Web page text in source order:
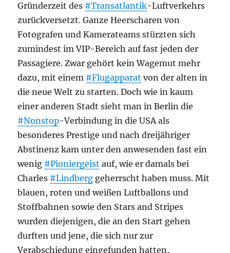
Gründerzeit des #Transatlantik-Luftverkehrs
zurückversetzt. Ganze Heerscharen von
Fotografen und Kamerateams stürzten sich
zumindest im VIP-Bereich auf fast jeden der
Passagiere. Zwar gehört kein Wagemut mehr
dazu, mit einem #Flugapparat von der alten in
die neue Welt zu starten. Doch wie in kaum
einer anderen Stadt sieht man in Berlin die
#Nonstop-Verbindung in die USA als
besonderes Prestige und nach dreijähriger
Abstinenz kam unter den anwesenden fast ein
wenig #Pioniergeist auf, wie er damals bei
Charles #Lindberg geherrscht haben muss. Mit
blauen, roten und weißen Luftballons und
Stoffbahnen sowie den Stars and Stripes
wurden diejenigen, die an den Start gehen
durften und jene, die sich nur zur
Verabschiedung eingefunden hatten,